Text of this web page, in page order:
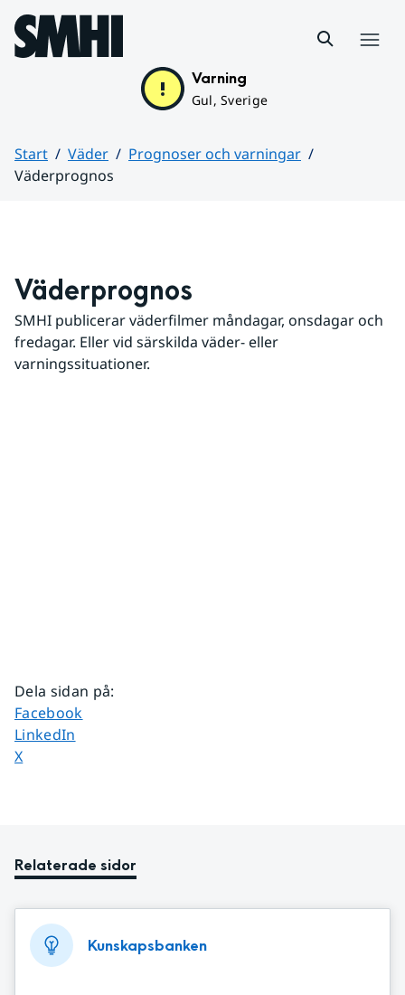
Hoppa till sidans innehåll
Varning
Gul, Sverige
Start Väder
Prognoser och varningar
Väderprognos
Väderprognos
SMHI publicerar väderfilmer måndagar, onsdagar och
fredagar. Eller vid särskilda väder- eller
varningssituationer.
Dela sidan på:
Dela sidan på
Facebook
Dela sidan på
LinkedIn
Dela sidan på
X
Relaterade sidor
Kunskapsbanken